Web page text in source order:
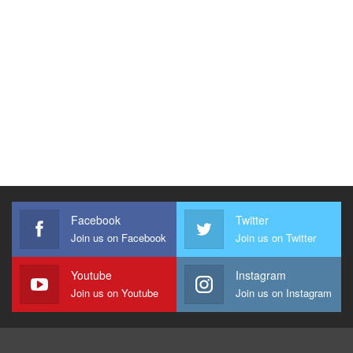
Facebook
Join us on Facebook
Twitter
Join us on Twitter
Youtube
Join us on Youtube
Instagram
Join us on Instagram